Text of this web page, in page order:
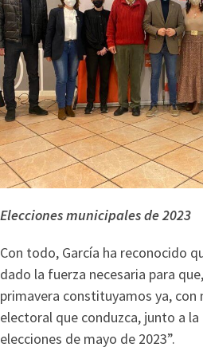
Elecciones municipales de 2023
Con todo, García ha reconocido
dado la fuerza necesaria para
primavera constituyamos ya,
electoral que conduzca, junto a
elecciones de mayo de 2023”.